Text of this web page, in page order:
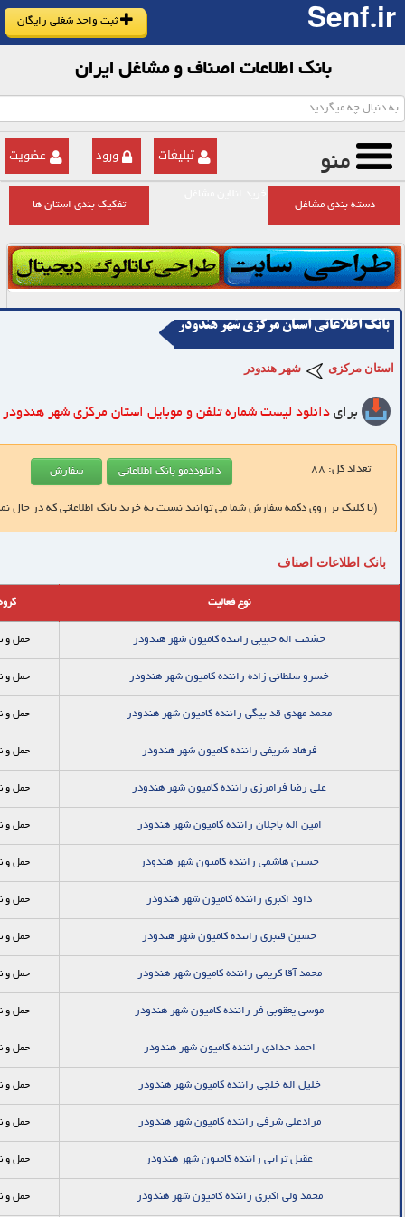
Senf.ir ثبت واحد شغلی رایگان
بانک اطلاعات اصناف و مشاغل ایران
منو عضویت ورود تبلیغات
دسته بندی مشاغل
تفکیک بندی استان ها
بانک اطلاعاتی استان مرکزی شهر هندودر
استان مرکزی شهر هندودر
برای دانلود لیست شماره تلفن و موبایل استان مرکزی شهر هندودر
تعداد کل: 88
(با کلیک بر روی دکمه سفارش شما می توانید نسبت به خرید بانک اطلاعاتی که در حال
بانک اطلاعات اصناف
نوع فعالیت
حشمت اله حبیبی راننده کامیون شهر هندودر حمل و
خسرو سلطانی زاده راننده کامیون شهر هندودر حمل و
محمد مهدی قد بیگی راننده کامیون شهر هندودر حمل و
فرهاد شریفی راننده کامیون شهر هندودر حمل و
علی رضا فرامرزی راننده کامیون شهر هندودر حمل و
امین اله باجلان راننده کامیون شهر هندودر حمل و
حسین هاشمی راننده کامیون شهر هندودر حمل و
داود اکبری راننده کامیون شهر هندودر حمل و
حسین قنبری راننده کامیون شهر هندودر حمل و
محمد آقا کریمی راننده کامیون شهر هندودر حمل و
موسی یعقوبی فر راننده کامیون شهر هندودر حمل و
احمد حدادی راننده کامیون شهر هندودر حمل و
خلیل اله خلجی راننده کامیون شهر هندودر حمل و
مرادعلی شرفی راننده کامیون شهر هندودر حمل و
عقیل ترابی راننده کامیون شهر هندودر حمل و
محمد ولی اکبری راننده کامیون شهر هندودر حمل و